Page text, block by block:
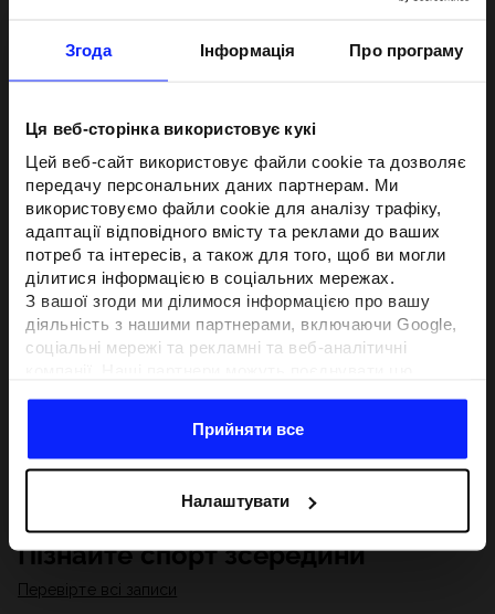
Згода Інформація Про програму
Ця веб-сторінка використовує кукі
Цей веб-сайт використовує файли cookie та дозволяє
передачу персональних даних партнерам. Ми
використовуємо файли cookie для аналізу трафіку,
адаптації відповідного вмісту та реклами до ваших
потреб та інтересів, а також для того, щоб ви могли
ділитися інформацією в соціальних мережах.
З вашої згоди ми ділимося інформацією про вашу
діяльність з нашими партнерами, включаючи Google,
соціальні мережі та рекламні та веб-аналітичні
отримують у результаті використання вами їхніх
послуг.З вашої згоди ми також можемо ділитися
з метою націлювання та покращення відображення
відповідної онлайн-реклами, проведення аналітики,
відповідності вмісту та вдосконалення рішень, які
пропонують наші партнери (наприклад, соціальні
мережі). Детальну інформацію можна знайти в нашій
Прийняти все
Налаштувати
Пізнайте спорт зсередини
Перевірте всі записи